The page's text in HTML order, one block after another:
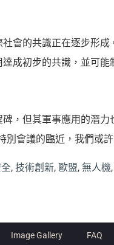
會的共識正在逐步形
成初步的共識，並可能
，但其軍事應用的潛
會議的臨近，我們或
, 技術創新, 歐盟, 無人機,
Image Gallery FAQ